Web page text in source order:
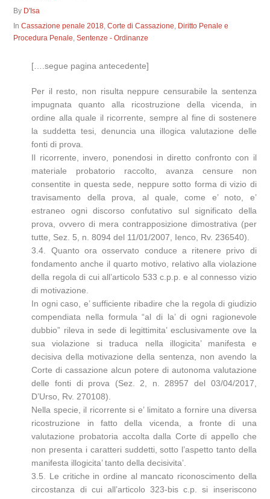
By D'Isa
InCassazione penale 2018,Corte di Cassazione, Diritto Penale e
Procedura Penale,Sentenze - Ordinanze
[….segue pagina antecedente]
Per il resto, non risulta neppure censurabile la sentenza
impugnata quanto alla ricostruzione della vicenda, in
ordine alla quale il ricorrente, sempre al fine di sostenere
la suddetta tesi, denuncia una illogica valutazione delle
fonti di prova.
Il ricorrente, invero, ponendosi in diretto confronto con il
materiale probatorio raccolto, avanza censure non
consentite in questa sede, neppure sotto forma di vizio di
travisamento della prova, al quale, come e’ noto, e’
estraneo ogni discorso confutativo sul significato della
prova, ovvero di mera contrapposizione dimostrativa (per
tutte, Sez. 5, n. 8094 del 11/01/2007, Ienco, Rv. 236540).
3.4. Quanto ora osservato conduce a ritenere privo di
fondamento anche il quarto motivo, relativo alla violazione
della regola di cui all’articolo 533 c.p.p. e al connesso vizio
di motivazione.
In ogni caso, e’ sufficiente ribadire che la regola di giudizio
compendiata nella formula “al di la’ di ogni ragionevole
dubbio” rileva in sede di legittimita’ esclusivamente ove la
sua violazione si traduca nella illogicita’ manifesta e
decisiva della motivazione della sentenza, non avendo la
Corte di cassazione alcun potere di autonoma valutazione
delle fonti di prova (Sez. 2, n. 28957 del 03/04/2017,
D’Urso, Rv. 270108).
Nella specie, il ricorrente si e’ limitato a fornire una diversa
ricostruzione in fatto della vicenda, a fronte di una
valutazione probatoria accolta dalla Corte di appello che
non presenta i caratteri suddetti, sotto l’aspetto tanto della
manifesta illogicita’ tanto della decisivita’.
3.5. Le critiche in ordine al mancato riconoscimento della
circostanza di cui all’articolo 323-bis c.p. si inseriscono